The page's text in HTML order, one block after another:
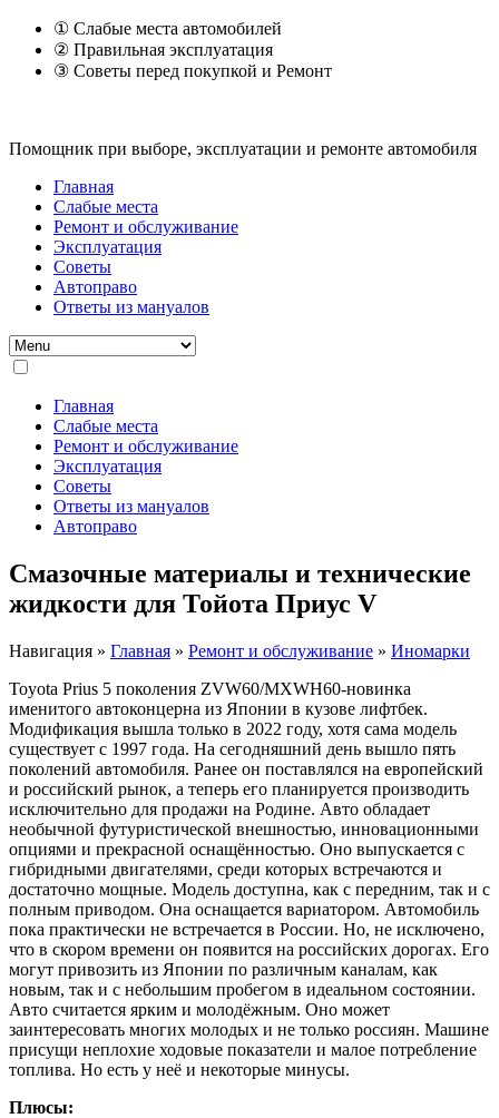
① Слабые места автомобилей
② Правильная эксплуатация
③ Советы перед покупкой и Ремонт
Помощник при выборе, эксплуатации и ремонте автомобиля
Главная
Слабые места
Ремонт и обслуживание
Эксплуатация
Советы
Автоправо
Ответы из мануалов
Главная
Слабые места
Ремонт и обслуживание
Эксплуатация
Советы
Ответы из мануалов
Автоправо
Смазочные материалы и технические
жидкости для Тойота Приус V
Навигация » Главная » Ремонт и обслуживание » Иномарки
Toyota Prius 5 поколения ZVW60/MXWH60-новинка
именитого автоконцерна из Японии в кузове лифтбек.
Модификация вышла только в 2022 году, хотя сама модель
существует с 1997 года. На сегодняшний день вышло пять
поколений автомобиля. Ранее он поставлялся на европейский
и российский рынок, а теперь его планируется производить
исключительно для продажи на Родине. Авто обладает
необычной футуристической внешностью, инновационными
опциями и прекрасной оснащённостью. Оно выпускается с
гибридными двигателями, среди которых встречаются и
достаточно мощные. Модель доступна, как с передним, так и с
полным приводом. Она оснащается вариатором. Автомобиль
пока практически не встречается в России. Но, не исключено,
что в скором времени он появится на российских дорогах. Его
могут привозить из Японии по различным каналам, как
новым, так и с небольшим пробегом в идеальном состоянии.
Авто считается ярким и молодёжным. Оно может
заинтересовать многих молодых и не только россиян. Машине
присущи неплохие ходовые показатели и малое потребление
топлива. Но есть у неё и некоторые минусы.
Плюсы: